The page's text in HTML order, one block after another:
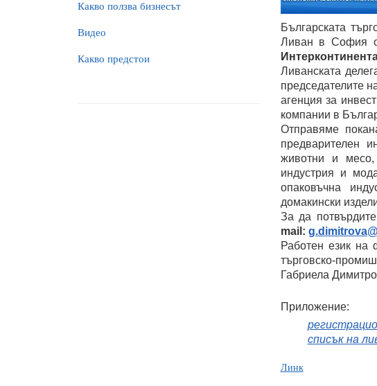
Какво ползва бизнесът
Видео
Какво предстои
Българската
Ливан в София
Ливанската
председателите
агенция за
компании в
Отправяме
предварителен
животни и месо,
индустрия и
опаковъчна
домакински
За да
mail :
Работен език на
търговско-
Габриела
Приложение:
списък на
Линк